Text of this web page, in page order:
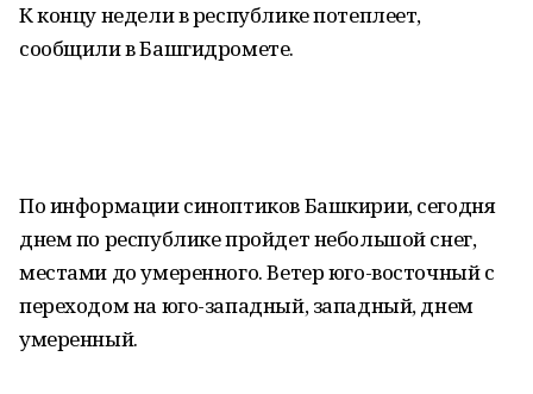
К концу недели в республике потеплеет,
сообщили в Башгидромете.
По информации синоптиков Башкирии, сегодня
днем по республике пройдет небольшой снег,
местами до умеренного. Ветер юго-восточный с
переходом на юго-западный, западный, днем
умеренный.